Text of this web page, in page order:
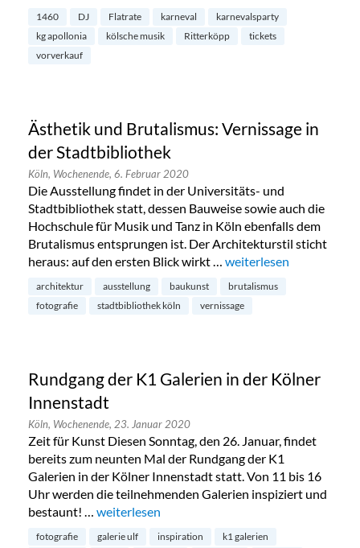
1460 DJ Flatrate karneval
karnevalsparty
kg apollonia
kölsche musik Ritterköpp
tickets
vorverkauf
Ästhetik und Brutalismus: Vernissage in
der Stadtbibliothek
Köln, Wochenende, 6. Februar 2020
Die Ausstellung findet in der Universitäts- und
Stadtbibliothek statt, dessen Bauweise sowie auch die
Hochschule für Musik und Tanz in Köln ebenfalls dem
Brutalismus entsprungen ist. Der Architekturstil sticht
heraus: auf den ersten Blick wirkt … „Ästhetik und
weiterlesen
architektur ausstellung baukunst
brutalismus
fotografie
stadtbibliothek köln vernissage
Rundgang der K1 Galerien in der Kölner
Innenstadt
Köln, Wochenende, 23. Januar 2020
Zeit für Kunst Diesen Sonntag, den 26. Januar, findet
bereits zum neunten Mal der Rundgang der K1
Galerien in der Kölner Innenstadt statt. Von 11 bis 16
Uhr werden die teilnehmenden Galerien inspiziert und
bestaunt! … „Rundgang der K1 Galerien in der Kölner
weiterlesen
fotografie galerie ulf inspiration
k1 galerien